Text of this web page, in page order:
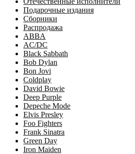
Подарочные издания
Сборники
Распродажа
ABBA
AC/DC
Black Sabbath
Bob Dylan
Bon Jovi
Coldplay
David Bowie
Deep Purple
Depeche Mode
Elvis Presley
Foo Fighters
Frank Sinatra
Green Day
Iron Maiden